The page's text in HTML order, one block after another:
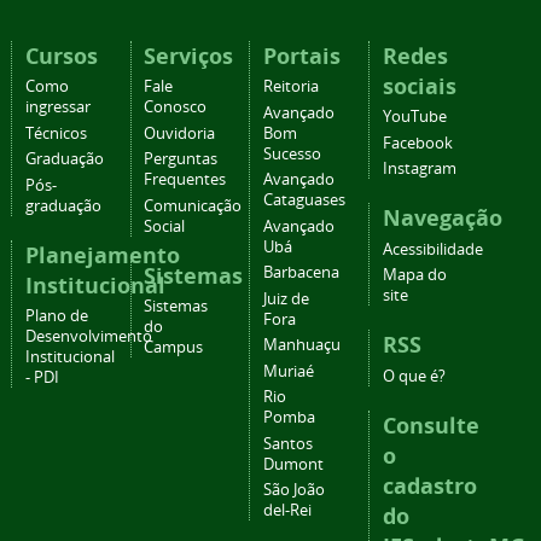
Cursos
Como
ingressar
Técnicos
Graduação
Pós-
graduação
Planejamento
Institucional
Plano de
Desenvolvimento
Institucional
- PDI
Serviços
Fale
Conosco
Ouvidoria
Perguntas
Frequentes
Comunicação
Social
Sistemas
Sistemas
do
Campus
Portais
Reitoria
Avançado
Bom
Sucesso
Avançado
Cataguases
Avançado
Ubá
Barbacena
Juiz de
Fora
Manhuaçu
Muriaé
Rio
Pomba
Santos
Dumont
São João
del-Rei
Redes
sociais
YouTube
Facebook
Instagram
Navegação
Acessibilidade
Mapa do
site
RSS
O que é?
Consulte
o
cadastro
do